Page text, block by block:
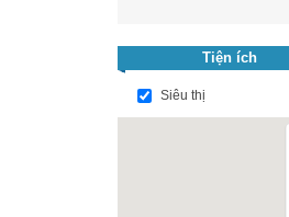
Tiện ích
Siêu thị